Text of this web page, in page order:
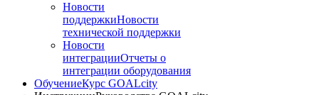
Новости
поддержкиНовости
технической поддержки
Новости
интеграцииОтчеты о
интеграции оборудования
ОбучениеКурс GOALcity